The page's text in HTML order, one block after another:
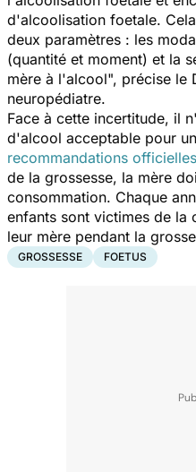
d'alcoolisation foetale.
deux paramètres : les
(quantité et moment) et la
mère à l'alcool", précise le
neuropédiatre.
Face à cette incertitude, il
d'alcool acceptable pour
recommandations officielles
de la grossesse, la mère
consommation. Chaque
enfants sont victimes de
leur mère pendant la
GROSSESSE FOETUS